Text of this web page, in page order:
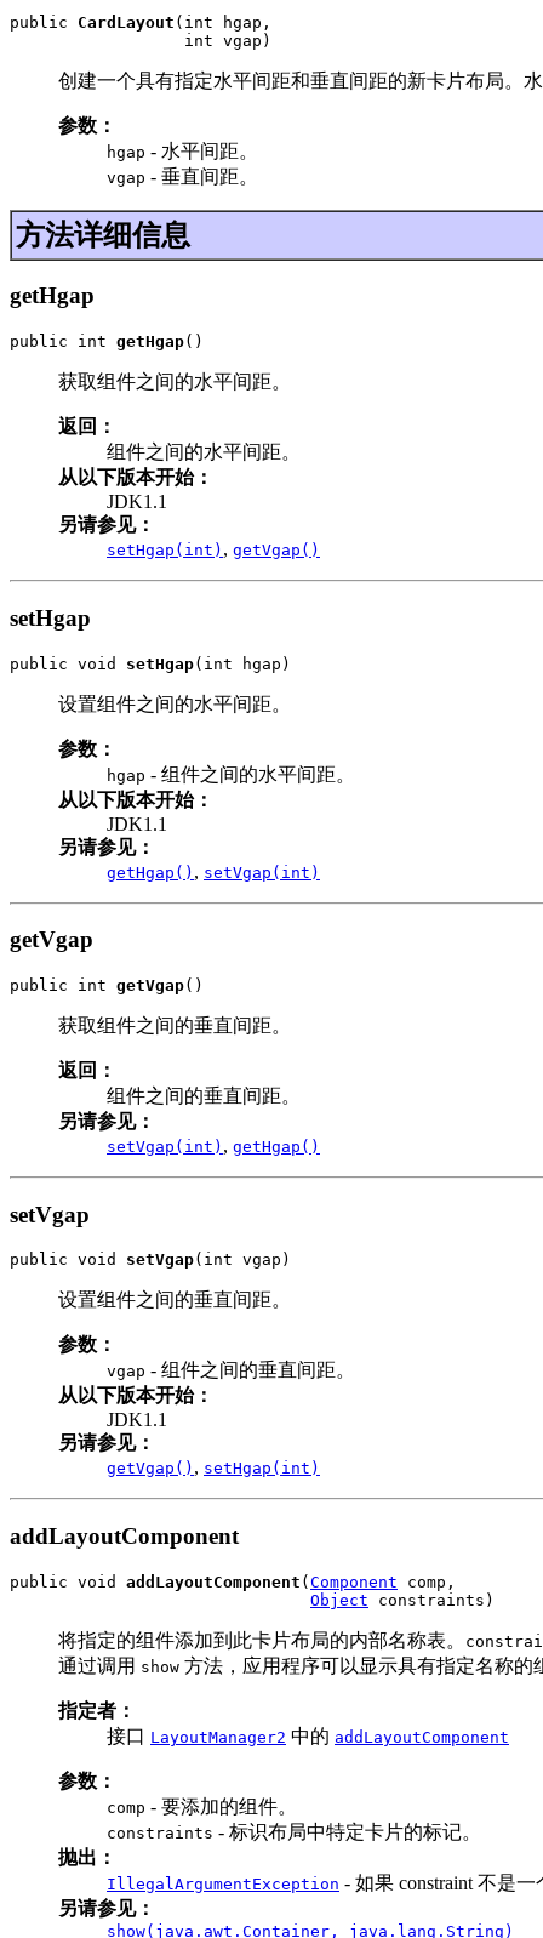
public CardLayout (int hgap,
                  int vgap)
创建一个具有指定水平间距和垂直间距的新卡片布局。
参数：
hgap - 水平间距。
vgap - 垂直间距。
方法详细信息
getHgap
public int getHgap()
获取组件之间的水平间距。
返回：
组件之间的水平间距。
从以下版本开始：
JDK1.1
另请参见：
setHgap(int) , getVgap()
setHgap
public void setHgap(int hgap)
设置组件之间的水平间距。
参数：
hgap - 组件之间的水平间距。
从以下版本开始：
JDK1.1
另请参见：
getHgap() , setVgap(int)
getVgap
public int getVgap()
获取组件之间的垂直间距。
返回：
组件之间的垂直间距。
另请参见：
setVgap(int) , getHgap()
setVgap
public void setVgap(int vgap)
设置组件之间的垂直间距。
参数：
vgap - 组件之间的垂直间距。
从以下版本开始：
JDK1.1
另请参见：
getVgap() , setHgap(int)
addLayoutComponent
public void addLayoutComponent ( Component comp,
Object constraints)
将指定的组件添加到此卡片布局的内部名称表。
通过调用 show 方法，应用程序可以显示具有指定名称的
指定者：
接口 LayoutManager2 中的 addLayoutComponent
参数：
comp - 要添加的组件。
constraints - 标识布局中特定卡片的标记。
抛出：
IllegalArgumentException - 如果 constraint 不是
另请参见：
show(java.awt.Container, java.lang.String)